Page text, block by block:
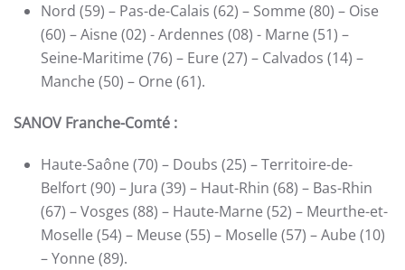
Nord (59) – Pas-de-Calais (62) – Somme (80) – Oise
(60) – Aisne (02) - Ardennes (08) - Marne (51) –
Seine-Maritime (76) – Eure (27) – Calvados (14) –
Manche (50) – Orne (61).
SANOV Franche-Comté :
Haute-Saône (70) – Doubs (25) – Territoire-de-
Belfort (90) – Jura (39) – Haut-Rhin (68) – Bas-Rhin
(67) – Vosges (88) – Haute-Marne (52) – Meurthe-et-
Moselle (54) – Meuse (55) – Moselle (57) – Aube (10)
– Yonne (89).